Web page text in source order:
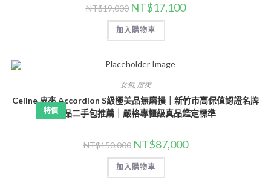
NT$19,000 NT$17,100
加入購物車
特價
女包, 皮夾
Celine 皮夾 Accordion S級極美品無磨損｜新竹市高保值認證名牌
精品二手包推薦｜嚴格專櫃級真品鑑定標準
NT$150,000 NT$87,000
加入購物車